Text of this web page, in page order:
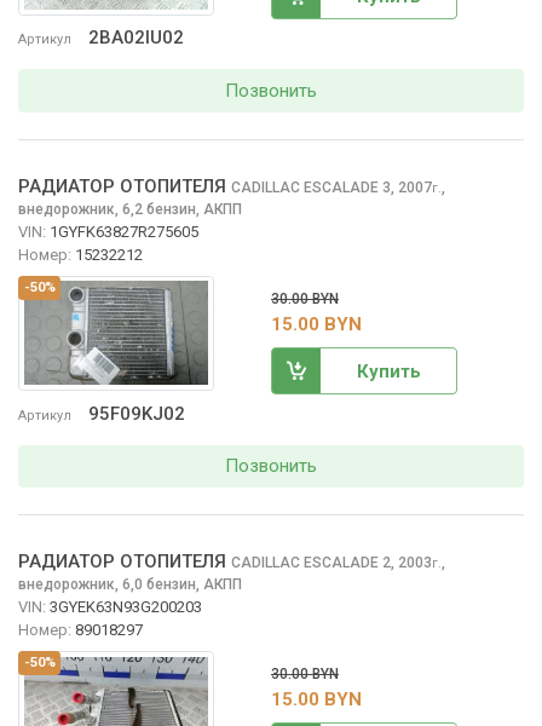
Артикул 2BA02IU02
Позвонить
-50%
Артикул 95F09KJ02
РАДИАТОР ОТОПИТЕЛЯ CADILLAC ESCALADE 3, 2007г.,
внедорожник, 6,2 бензин, АКПП
VIN: 1GYFK63827R275605
Номер: 15232212
30.00 BYN
15.00 BYN
Купить
Позвонить
-50%
РАДИАТОР ОТОПИТЕЛЯ CADILLAC ESCALADE 2, 2003г.,
внедорожник, 6,0 бензин, АКПП
VIN: 3GYEK63N93G200203
Номер: 89018297
30.00 BYN
15.00 BYN